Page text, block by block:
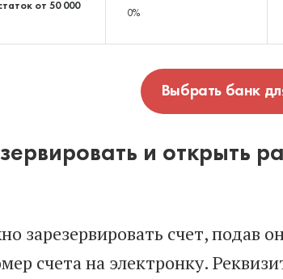
от 50 000
0%
Выбрать банк
и открыть
зарезервировать счет, подав
счета на электронку.